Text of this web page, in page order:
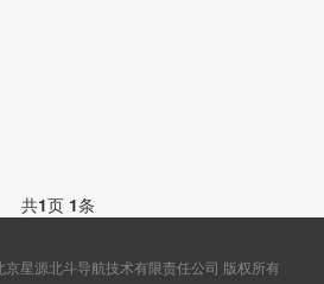
共1页 1条
星源北斗导航技术有限责任公司 版权所有